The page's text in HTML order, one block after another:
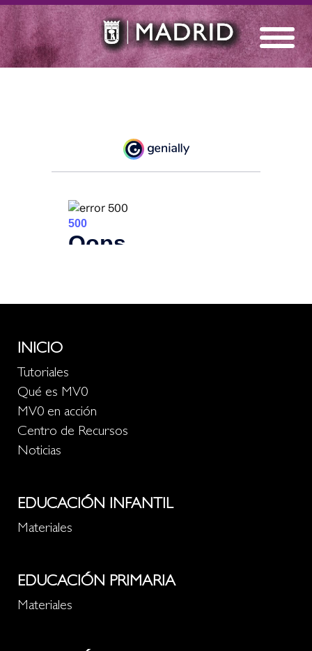
INICIO
Tutoriales
Qué es MV0
MV0 en acción
Centro de Recursos
Noticias
EDUCACIÓN INFANTIL
Materiales
EDUCACIÓN PRIMARIA
Materiales